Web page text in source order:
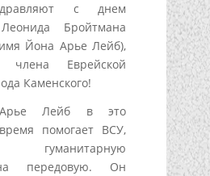
с днем
Бройтмана
Йона Арье Лейб),
члена Еврейской
Каменского!
Лейб в это
помогает ВСУ,
гуманитарную
передовую. Он